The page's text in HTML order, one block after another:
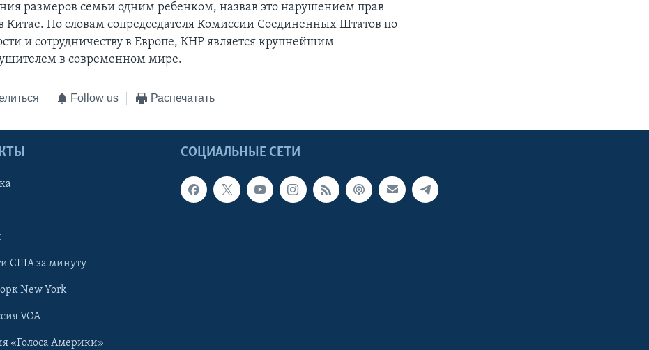
размеров семьи одним ребенком, назвав это нарушением прав
По словам сопредседателя Комиссии Соединенных Штатов по
и сотрудничеству в Европе, КНР является крупнейшим
в современном мире.
Follow us Распечатать
СОЦИАЛЬНЫЕ СЕТИ
США за минуту
New York
VOA
«Голоса Америки»